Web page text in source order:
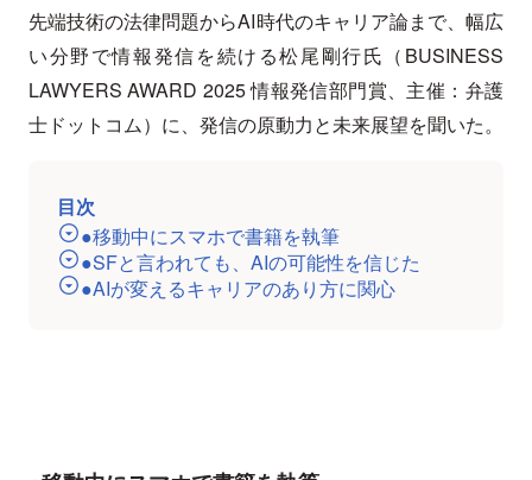
先端技術の法律問題からAI時代のキャリア論まで、幅広
い分野で情報発信を続ける松尾剛行氏（BUSINESS
LAWYERS AWARD 2025 情報発信部門賞、主催：弁護
士ドットコム）に、発信の原動力と未来展望を聞いた。
目次
●移動中にスマホで書籍を執筆
●SFと言われても、AIの可能性を信じた
●AIが変えるキャリアのあり方に関心